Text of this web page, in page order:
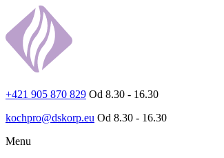
+421 905 870 829 Od 8.30 - 16.30
kochpro@dskorp.eu Od 8.30 - 16.30
Menu